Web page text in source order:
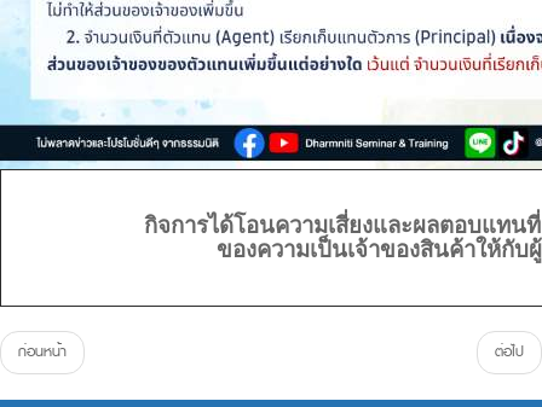
กิจการได้โอนความเสี่ยงและผลตอบแทน
ของความเป็นเจ้าของสินค้าให้กับ
ก่อนหน้า ต่อไป